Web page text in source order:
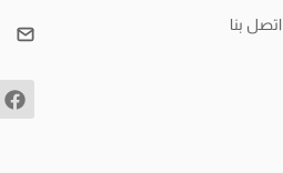
اتصل بنا